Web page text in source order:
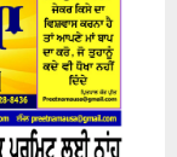
R
C
H